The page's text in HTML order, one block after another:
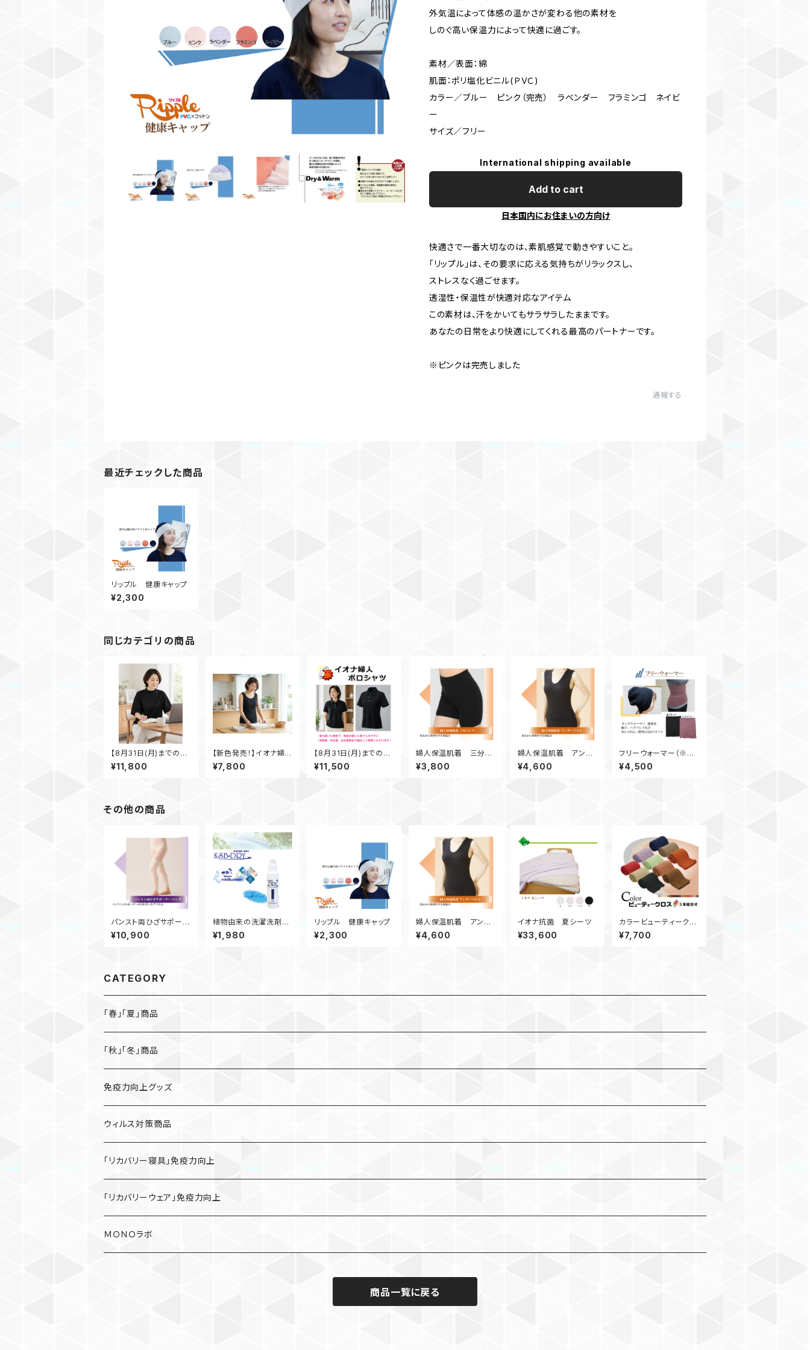
外気温によって体感の温かさが変わる他の素材を
しのぐ高い保温力によって快適に過ごす。
素材／表面：綿
肌面：ポリ塩化ビニル(ＰＶＣ)
カラー／ブルー ピンク（完売） ラベンダー フラミンゴ ネイビ
ー
サイズ／フリー
International shipping available
Add to cart
日本国内にお住まいの方向け
快適さで一番大切なのは、素肌感覚で動きやすいこと。
「リップル」は、その要求に応える気持ちがリラックスし、
ストレスなく過ごせます。
透湿性・保温性が快適対応なアイテム
この素材は、汗をかいてもサラサラしたままです。
あなたの日常をより快適にしてくれる最高のパートナーです。
※ピンクは完売しました
通報する
最近チェックした商品
リップル 健康キャップ
¥2,300
同じカテゴリの商品
【8月31日(月)までの期
間限定商品】スタンドネ
ックシャツ 黒
¥11,800
【新色発売！】イオナ婦人
タンクトップ 黒
¥7,800
【8月31日(月)までの期
間限定商品】イオナ婦人
ポロシャツ 黒
¥11,500
婦人保温肌着 三分パ
ンツ
¥3,800
婦人保温肌着 アンダ
ーベスト
¥4,600
フリーウォーマー（※ブ
ラックのみ）
¥4,500
その他の商品
パンスト両ひざサポータ
ー ロング
¥10,900
植物由来の洗濯洗剤
ＫＳＢドライ ハンディ
ボトル（５００ｍｌ）
¥1,980
リップル 健康キャップ
¥2,300
婦人保温肌着 アンダ
ーベスト
¥4,600
イオナ抗菌 夏シーツ
¥33,600
カラービューティークロ
ス（３本セット）※備考カ
ラー選択
¥7,700
CATEGORY
「春」「夏」商品
「秋」「冬」商品
免疫力向上グッズ
ウィルス対策商品
「リカバリー寝具」免疫力向上
「リカバリーウェア」免疫力向上
ＭＯＮＯラボ
商品一覧に戻る